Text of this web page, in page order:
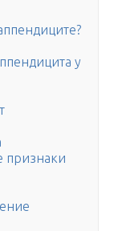
у
признаки